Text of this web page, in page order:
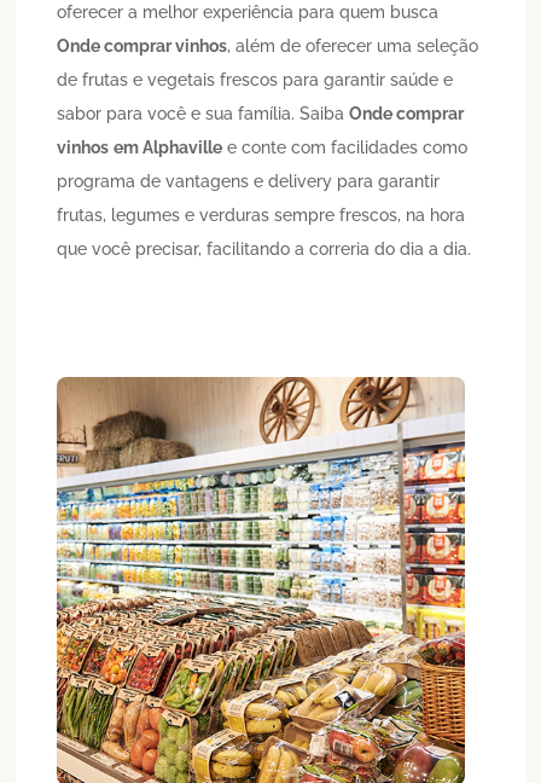
oferecer a melhor experiência para quem busca
Onde comprar vinhos, além de oferecer uma seleção
de frutas e vegetais frescos para garantir saúde e
sabor para você e sua família. SaibaOnde comprar
vinhos em Alphaville e conte com facilidades como
programa de vantagens e delivery para garantir
frutas, legumes e verduras sempre frescos, na hora
que você precisar, facilitando a correria do dia a dia.